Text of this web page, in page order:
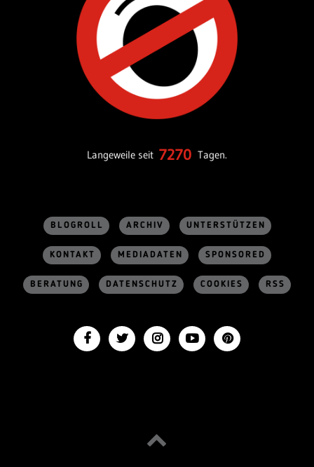
Langeweile seit 7270 Tagen.
BLOGROLL ARCHIV UNTERSTÜTZEN
KONTAKT MEDIADATEN SPONSORED
BERATUNG DATENSCHUTZ COOKIES RSS